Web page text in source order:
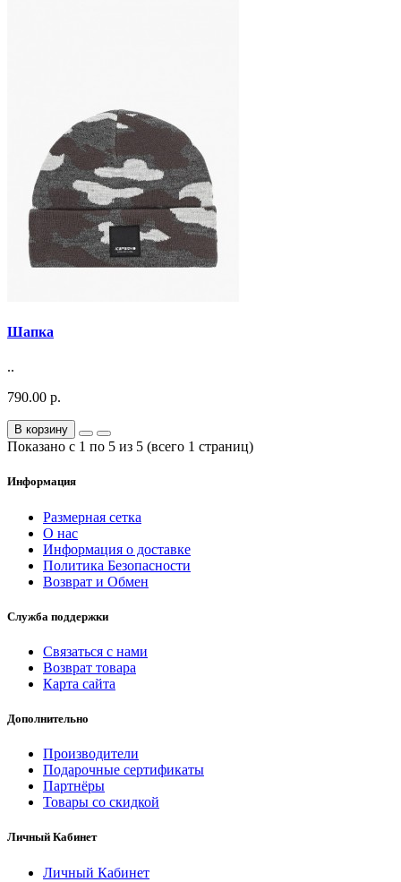
Шапка
..
790.00 р.
В корзину
Показано с 1 по 5 из 5 (всего 1 страниц)
Информация
Размерная сетка
О нас
Информация о доставке
Политика Безопасности
Возврат и Обмен
Служба поддержки
Связаться с нами
Возврат товара
Карта сайта
Дополнительно
Производители
Подарочные сертификаты
Партнёры
Товары со скидкой
Личный Кабинет
Личный Кабинет